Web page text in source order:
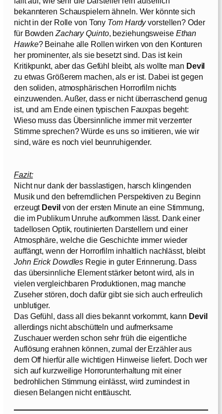
bekannteren Schauspielern ähneln. Wer könnte sich
nicht in der Rolle von Tony Tom Hardyvorstellen? Oder
für Bowden Zachary Quinto, beziehungsweise Ethan
Hawke? Beinahe alle Rollen wirken von den Konturen
her prominenter, als sie besetzt sind. Das ist kein
Kritikpunkt, aber das Gefühl bleibt, als wollte man Devil
zu etwas Größerem machen, als er ist. Dabei ist gegen
den soliden, atmosphärischen Horrorfilm nichts
einzuwenden. Außer, dass er nicht überraschend genug
ist, und am Ende einen typischen Fauxpas begeht:
Wieso muss das Übersinnliche immer mit verzerrter
Stimme sprechen? Würde es uns so imitieren, wie wir
sind, wäre es noch viel beunruhigender.
Fazit:
Nicht nur dank der basslastigen, harsch klingenden
Musik und den befremdlichen Perspektiven zu Beginn
erzeugt Devilvon der ersten Minute an eine Stimmung,
die im Publikum Unruhe aufkommen lässt. Dank einer
tadellosen Optik, routinierten Darstellern und einer
Atmosphäre, welche die Geschichte immer wieder
auffängt, wenn der Horrorfilm inhaltlich nachlässt, bleibt
John Erick Dowdles Regie in guter Erinnerung. Dass
das übersinnliche Element stärker betont wird, als in
vielen vergleichbaren Produktionen, mag manche
Zuseher stören, doch dafür gibt sie sich auch erfreulich
unblutiger.
Das Gefühl, dass all dies bekannt vorkommt, kann Devil
allerdings nicht abschütteln und aufmerksame
Zuschauer werden schon sehr früh die eigentliche
Auflösung erahnen können, zumal der Erzähler aus
dem Off hierfür alle wichtigen Hinweise liefert. Doch wer
sich auf kurzweilige Horrorunterhaltung mit einer
bedrohlichen Stimmung einlässt, wird zumindest in
diesen Belangen nicht enttäuscht.